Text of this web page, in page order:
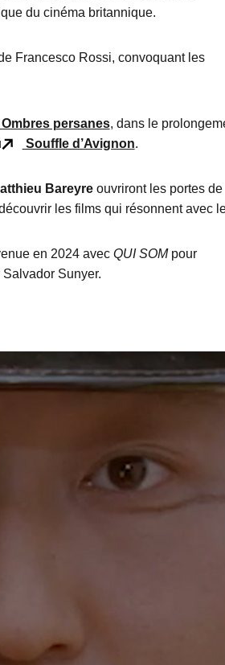
du cinéma britannique.
Francesco Rossi, convoquant les
Ombres persanes, dans le
Souffle d’Avignon.
Bareyreouvriront les portes de
les films qui résonnent avec
en 2024 avec QUI SOMpour
Sunyer.